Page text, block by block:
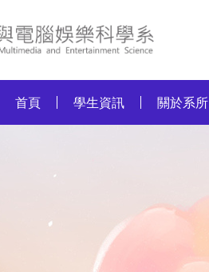
首頁 學生資訊 關於系所